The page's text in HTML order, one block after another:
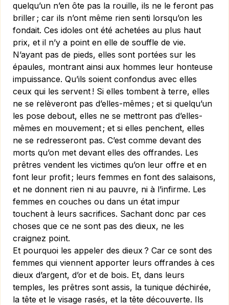
quelqu’un n’en ôte pas la rouille, ils ne le feront pas
briller ; car ils n’ont même rien senti lorsqu’on les
fondait. Ces idoles ont été achetées au plus haut
prix, et il n’y a point en elle de souffle de vie.
N’ayant pas de pieds, elles sont portées sur les
épaules, montrant ainsi aux hommes leur honteuse
impuissance. Qu’ils soient confondus avec elles
ceux qui les servent ! Si elles tombent à terre, elles
ne se relèveront pas d’elles-mêmes ; et si quelqu’un
les pose debout, elles ne se mettront pas d’elles-
mêmes en mouvement ; et si elles penchent, elles
ne se redresseront pas. C’est comme devant des
morts qu’on met devant elles des offrandes. Les
prêtres vendent les victimes qu’on leur offre et en
font leur profit ; leurs femmes en font des salaisons,
et ne donnent rien ni au pauvre, ni à l’infirme. Les
femmes en couches ou dans un état impur
touchent à leurs sacrifices. Sachant donc par ces
choses que ce ne sont pas des dieux, ne les
craignez point.
Et pourquoi les appeler des dieux ? Car ce sont des
femmes qui viennent apporter leurs offrandes à ces
dieux d’argent, d’or et de bois. Et, dans leurs
temples, les prêtres sont assis, la tunique déchirée,
la tête et le visage rasés, et la tête découverte. Ils